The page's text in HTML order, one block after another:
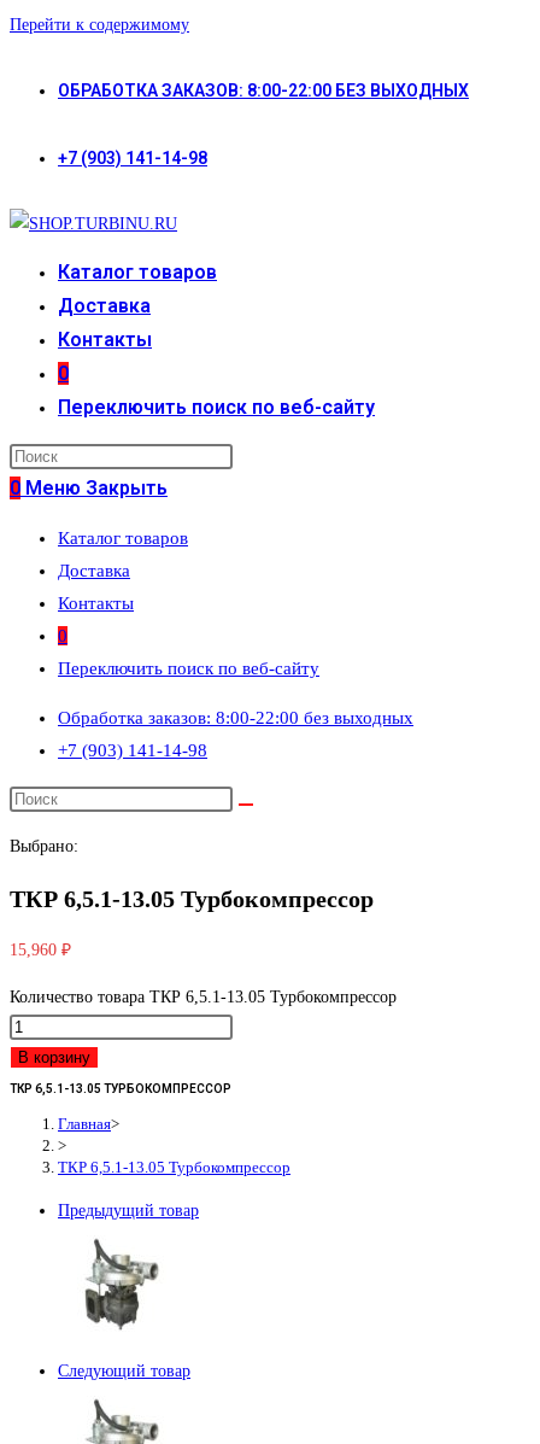
Перейти к содержимому
ОБРАБОТКА ЗАКАЗОВ: 8:00-22:00 БЕЗ ВЫХОДНЫХ
+7 (903) 141-14-98
Каталог товаров
Доставка
Контакты
0
Переключить поиск по веб-сайту
0 Меню Закрыть
Каталог товаров
Доставка
Контакты
0
Переключить поиск по веб-сайту
Обработка заказов: 8:00-22:00 без выходных
+7 (903) 141-14-98
Выбрано:
ТКР 6,5.1-13.05 Турбокомпрессор
15,960 ₽
Количество товара ТКР 6,5.1-13.05 Турбокомпрессор
В корзину
ТКР 6,5.1-13.05 ТУРБОКОМПРЕССОР
Главная>
>
ТКР 6,5.1-13.05 Турбокомпрессор
Предыдущий товар
Следующий товар